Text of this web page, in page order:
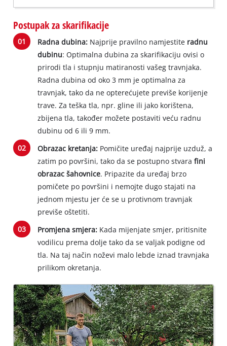
Postupak za skarifikacije
Radna dubina:Najprije pravilno namjestite radnu
dubinu: Optimalna dubina za skarifikaciju ovisi o
prirodi tla i stupnju matiranosti vašeg travnjaka.
Radna dubina od oko 3 mm je optimalna za
travnjak, tako da ne opterećujete previše korijenje
trave. Za teška tla, npr. gline ili jako korištena,
zbijena tla, također možete postaviti veću radnu
dubinu od 6 ili 9 mm.
Obrazac kretanja: Pomičite uređaj najprije uzduž, a
zatim po površini, tako da se postupno stvara fini
obrazac šahovnice. Pripazite da uređaj brzo
pomičete po površini i nemojte dugo stajati na
jednom mjestu jer će se u protivnom travnjak
previše oštetiti.
Promjena smjera: Kada mijenjate smjer, pritisnite
vodilicu prema dolje tako da se valjak podigne od
tla. Na taj način noževi malo lebde iznad travnjaka
prilikom okretanja.